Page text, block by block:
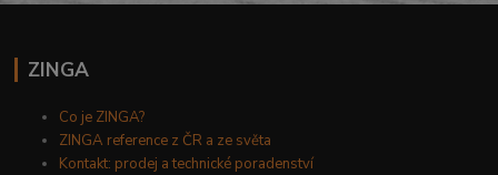
ZINGA
Co je ZINGA?
ZINGA reference z ČR a ze světa
Kontakt: prodej a technické poradenství